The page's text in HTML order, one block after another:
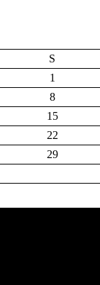
S
1
8
15
22
29